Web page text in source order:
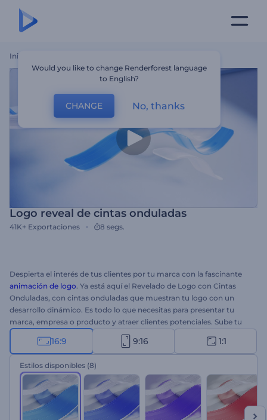
Inicio
Logo reveal de cintas onduladas
41K+ Exportaciones 8 segs.
Despierta el interés de tus clientes por tu marca con la fascinante
animación de logo. Ya está aquí el Revelado de Logo con Cintas
Onduladas, con cintas onduladas que muestran tu logo con un
desarrollo dinámico. Es todo lo que necesitas para presentar tu
marca, empresa o producto y atraer clientes potenciales. Sube tu
logo, escribe tu eslogan y espera unos minutos para obtener una
intro profesional. Ideal para promociones de marca, presentaciones
de nuevas empresas, presentaciones de productos y muchos más
proyectos. ¡Pruébalo ya!
16:9 9:16 1:1
Estilos disponibles (8)
Would you like to change Renderforest language
to English?
CHANGE No, thanks